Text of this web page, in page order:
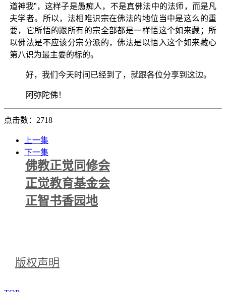
道神我”，这样子是愚痴人，不是真佛法中的法师，而是凡
夫学者。所以，法相唯识宗在佛法的地位当中是这么的重
要，它所悟的跟所有的宗全部都是一样悟这个如来藏；所
以佛法是不应该分宗分派的，佛法是以悟入这个如来藏心
第八识为最主要的标的。
好，我们今天时间已经到了，就跟各位分享到这边。
阿弥陀佛！
点击数：2718
上一集
下一集
佛教正觉同修会
正觉教育基金会
正智书香园地
版权声明